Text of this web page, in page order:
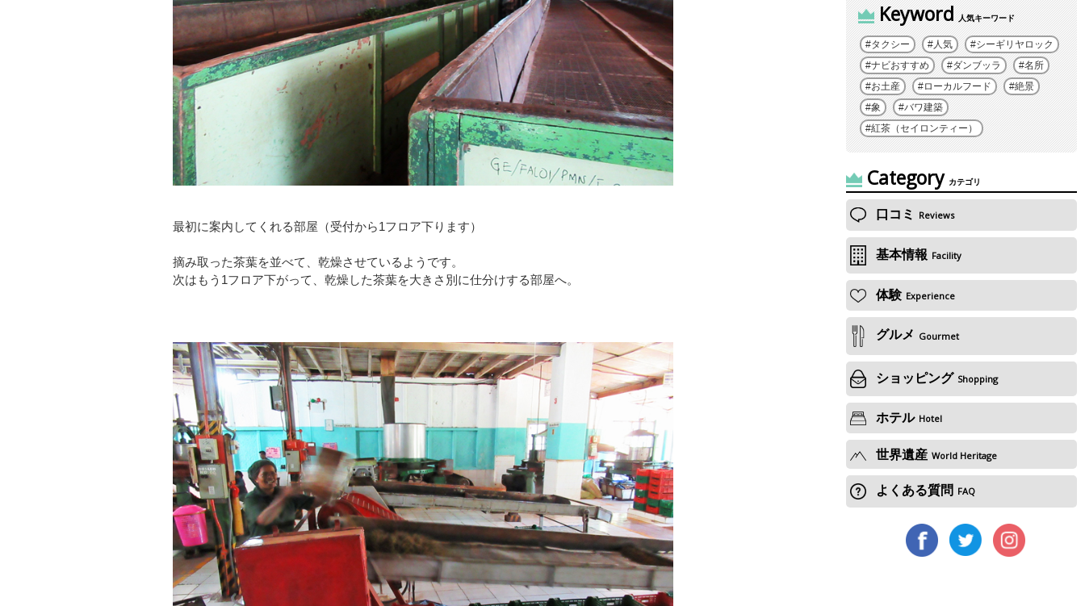
最初に案内してくれる部屋（受付から1フロア下ります）
摘み取った茶葉を並べて、乾燥させているようです。
次はもう1フロア下がって、乾燥した茶葉を大きさ別に仕分けする部屋へ。
Keyword 人気キーワード
タクシー 人気
シーギリヤロック
ナビおすすめ
ダンブッラ
名所
お土産
ローカルフード
絶景
象
バワ建築
紅茶（セイロンティー）
Category カテゴリ
口コミ Reviews
基本情報 Facility
体験 Experience
グルメ Gourmet
ショッピング Shopping
ホテル Hotel
世界遺産 World Heritage
よくある質問 FAQ